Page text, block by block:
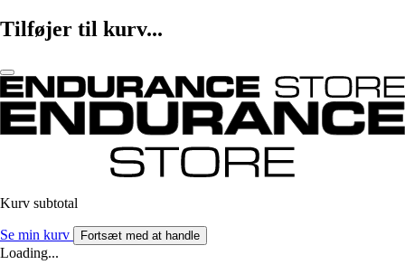
Tilføjer til kurv...
Kurv subtotal
Se min kurv Fortsæt med at handle
Loading...